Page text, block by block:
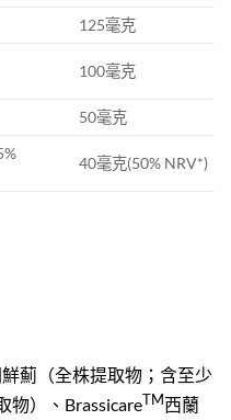
125毫克
100毫克
50毫克
40毫克(50% NRV*)
薊（全株提取物；含至少
物）、BrassicareTM西蘭